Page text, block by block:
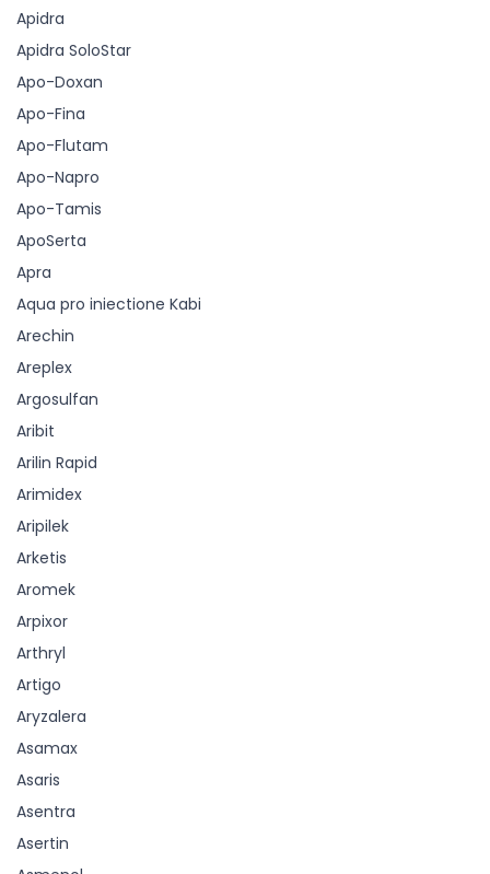
Apidra
Apidra SoloStar
Apo-Doxan
Apo-Fina
Apo-Flutam
Apo-Napro
Apo-Tamis
ApoSerta
Apra
Aqua pro iniectione Kabi
Arechin
Areplex
Argosulfan
Aribit
Arilin Rapid
Arimidex
Aripilek
Arketis
Aromek
Arpixor
Arthryl
Artigo
Aryzalera
Asamax
Asaris
Asentra
Asertin